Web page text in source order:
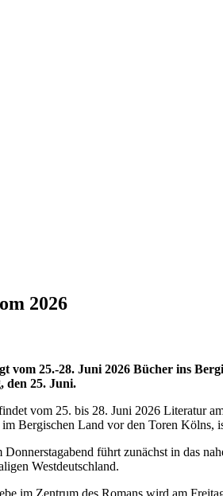
2026
vom 25.-28. Juni 2026 Bücher ins
den 25. Juni.
vom 25. bis 28. Juni 2026 Literatur
Bergischen Land vor den Toren Kölns,
führt zunächst in das
Westdeutschland.